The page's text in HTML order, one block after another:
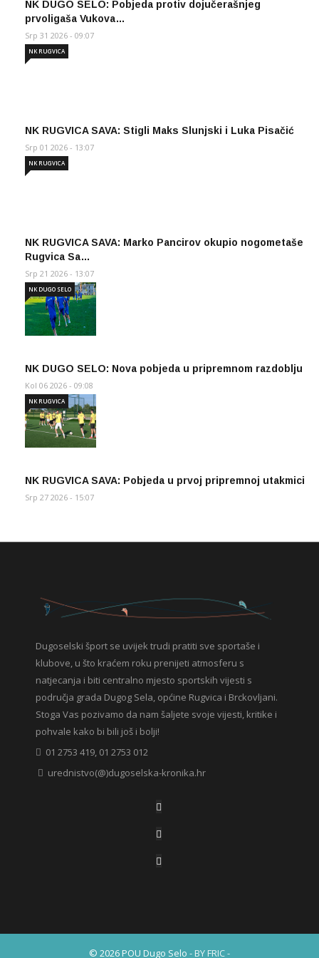
NK DUGO SELO: Pobjeda protiv dojučerašnjeg
prvoligaša Vukova…
Srp 31 2026 - 09:07
NK RUGVICA SAVA: Stigli Maks Slunjski i Luka Pisačić
NK RUGVICA
Srp 01 2026 - 13:07
NK RUGVICA SAVA: Marko Pancirov okupio nogometaše
Rugvica Sa…
NK RUGVICA
Srp 21 2026 - 13:07
NK DUGO SELO: Nova pobjeda u pripremnom razdoblju
NK DUGO SELO
Kol 06 2026 - 09:08
NK RUGVICA SAVA: Pobjeda u prvoj pripremnoj utakmici
NK RUGVICA
Srp 27 2026 - 15:07
Dugoselski šport se uvijek trudi pratiti sve sportaše i
klubove, u što kraćem roku prenijeti atmosferu s
natjecanja i biti centralno mjesto sportskih vijesti s
područja grada Dugog Sela, općine Rugvica i Brckovljani.
Stoga Vas pozivamo da nam šaljete svoje vijesti, kritike i
pohvale kako bi bili još i bolji!
01 2753 419, 01 2753 012
urednistvo(@)dugoselska-kronika.hr
© 2026 POU Dugo Selo - BY FRIC -